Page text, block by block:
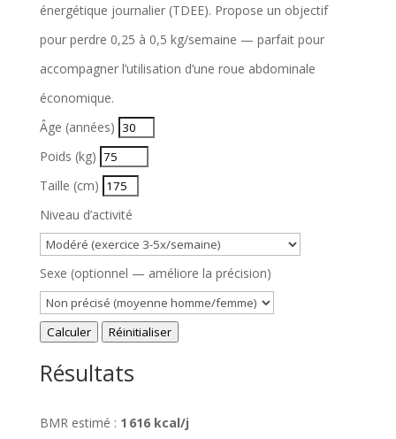
énergétique journalier (TDEE). Propose un objectif
pour perdre 0,25 à 0,5 kg/semaine — parfait pour
accompagner l’utilisation d’une roue abdominale
économique.
Âge (années)
Poids (kg)
Taille (cm)
Niveau d’activité
Sexe (optionnel — améliore la précision)
Calculer Réinitialiser
Résultats
BMR estimé : 1 616 kcal/j